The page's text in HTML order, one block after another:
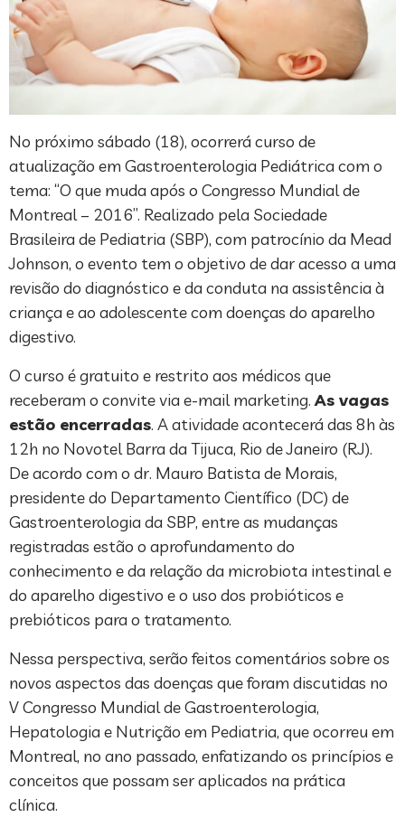
No próximo sábado (18), ocorrerá curso de
atualização em Gastroenterologia Pediátrica com o
tema: “O que muda após o Congresso Mundial de
Montreal – 2016”. Realizado pela Sociedade
Brasileira de Pediatria (SBP), com patrocínio da Mead
Johnson, o evento tem o objetivo de dar acesso a uma
revisão do diagnóstico e da conduta na assistência à
criança e ao adolescente com doenças do aparelho
digestivo.
O curso é gratuito e restrito aos médicos que
receberam o convite via e-mail marketing.As vagas
estão encerradas. A atividade acontecerá das 8h às
12h no Novotel Barra da Tijuca, Rio de Janeiro (RJ).
De acordo com o dr. Mauro Batista de Morais,
presidente do Departamento Científico (DC) de
Gastroenterologia da SBP, entre as mudanças
registradas estão o aprofundamento do
conhecimento e da relação da microbiota intestinal e
do aparelho digestivo e o uso dos probióticos e
prebióticos para o tratamento.
Nessa perspectiva, serão feitos comentários sobre os
novos aspectos das doenças que foram discutidas no
V Congresso Mundial de Gastroenterologia,
Hepatologia e Nutrição em Pediatria, que ocorreu em
Montreal, no ano passado, enfatizando os princípios e
conceitos que possam ser aplicados na prática
clínica.